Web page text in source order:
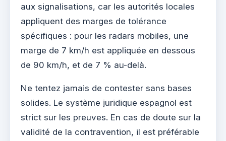
aux signalisations, car les autorités locales
appliquent des marges de tolérance
spécifiques : pour les radars mobiles, une
marge de 7 km/h est appliquée en dessous
de 90 km/h, et de 7 % au-delà.
Ne tentez jamais de contester sans bases
solides. Le système juridique espagnol est
strict sur les preuves. En cas de doute sur la
validité de la contravention, il est préférable